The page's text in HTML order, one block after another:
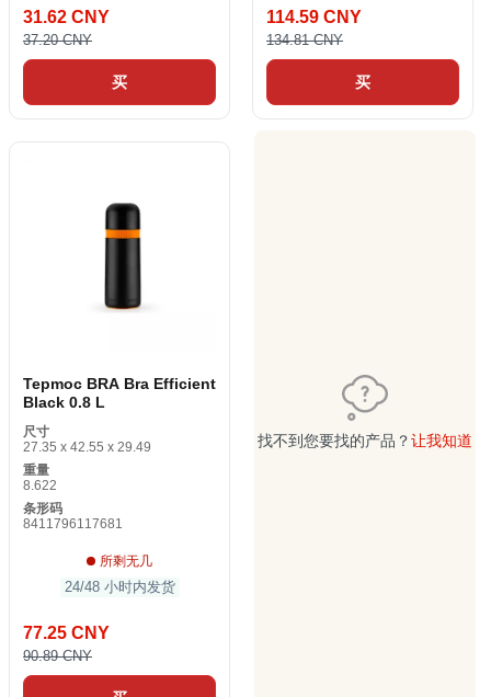
31.62 CNY
37.20 CNY
买
114.59 CNY
134.81 CNY
买
Tepmoc BRA Bra Efficient
Black 0.8 L
尺寸
27.35 x 42.55 x 29.49
重量
8.622
条形码
8411796117681
所剩无几
24/48 小时内发货
77.25 CNY
90.89 CNY
找不到您要找的产品？让我知道